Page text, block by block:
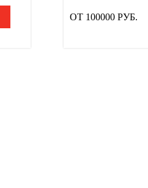
ОТ 100000 РУБ.